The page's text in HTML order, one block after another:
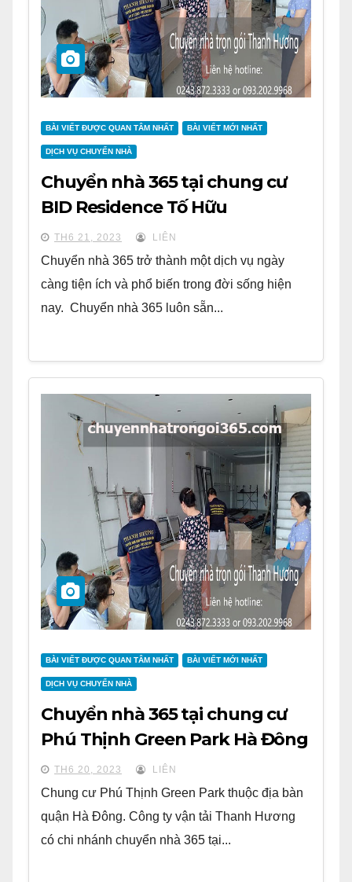
BÀI VIẾT ĐƯỢC QUAN TÂM NHẤT BÀI VIẾT MỚI NHẤT
DỊCH VỤ CHUYỂN NHÀ
Chuyển nhà 365 tại chung cư
BID Residence Tố Hữu
TH6 21, 2023 LIÊN
Chuyển nhà 365 trở thành một dịch vụ ngày
càng tiện ích và phổ biến trong đời sống hiện
nay. Chuyển nhà 365 luôn sẵn...
BÀI VIẾT ĐƯỢC QUAN TÂM NHẤT BÀI VIẾT MỚI NHẤT
DỊCH VỤ CHUYỂN NHÀ
Chuyển nhà 365 tại chung cư
Phú Thịnh Green Park Hà Đông
TH6 20, 2023 LIÊN
Chung cư Phú Thịnh Green Park thuộc địa bàn
quận Hà Đông. Công ty vận tải Thanh Hương
có chi nhánh chuyển nhà 365 tại...